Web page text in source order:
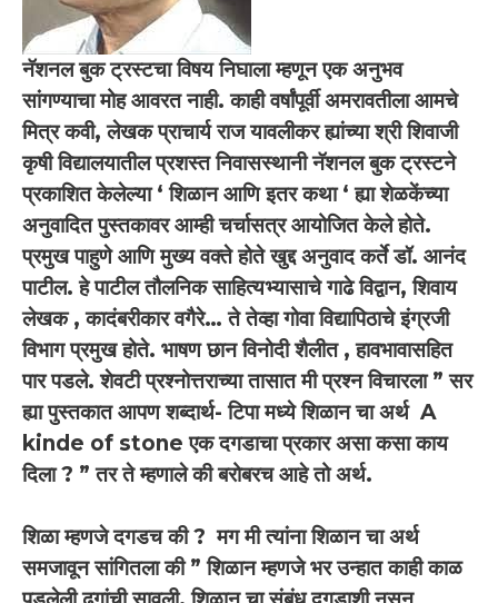
नॅशनल बुक ट्रस्टचा विषय निघाला म्हणून एक अनुभव
सांगण्याचा मोह आवरत नाही. काही वर्षांपूर्वी अमरावतीला आमचे
मित्र कवी, लेखक प्राचार्य राज यावलीकर ह्यांच्या श्री शिवाजी
कृषी विद्यालयातील प्रशस्त निवासस्थानी नॅशनल बुक ट्रस्टने
प्रकाशित केलेल्या ‘ शिळान आणि इतर कथा ‘ ह्या शेळकेंच्या
अनुवादित पुस्तकावर आम्ही चर्चासत्र आयोजित केले होते.
प्रमुख पाहुणे आणि मुख्य वक्ते होते खुद्द अनुवाद कर्ते डॉ. आनंद
पाटील. हे पाटील तौलनिक साहित्यभ्यासाचे गाढे विद्वान, शिवाय
लेखक , कादंबरीकार वगैरे… ते तेव्हा गोवा विद्यापिठाचे इंग्रजी
विभाग प्रमुख होते. भाषण छान विनोदी शैलीत , हावभावासहित
पार पडले. शेवटी प्रश्नोत्तराच्या तासात मी प्रश्न विचारला ” सर
ह्या पुस्तकात आपण शब्दार्थ- टिपा मध्ये शिळान चा अर्थ A
kinde of stone एक दगडाचा प्रकार असा कसा काय
दिला ? ” तर ते म्हणाले की बरोबरच आहे तो अर्थ.
शिळा म्हणजे दगडच की ? मग मी त्यांना शिळान चा अर्थ
समजावून सांगितला की ” शिळान म्हणजे भर उन्हात काही काळ